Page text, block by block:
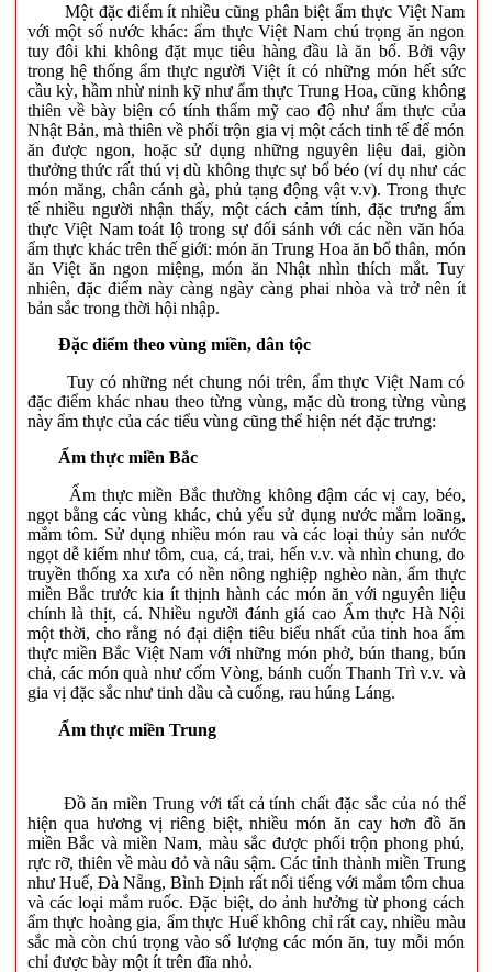
Một đặc điểm ít nhiều cũng phân biệt ẩm thực Việt Nam
với một số nước khác: ẩm thực Việt Nam chú trọng ăn ngon
tuy đôi khi không đặt mục tiêu hàng đầu là ăn bổ. Bởi vậy
trong hệ thống ẩm thực người Việt ít có những món hết sức
cầu kỳ, hầm nhừ ninh kỹ như ẩm thực Trung Hoa, cũng không
thiên về bày biện có tính thẩm mỹ cao độ như ẩm thực của
Nhật Bản, mà thiên về phối trộn gia vị một cách tinh tế để món
ăn được ngon, hoặc sử dụng những nguyên liệu dai, giòn
thưởng thức rất thú vị dù không thực sự bổ béo (ví dụ như các
món măng, chân cánh gà, phủ tạng động vật v.v). Trong thực
tế nhiều người nhận thấy, một cách cảm tính, đặc trưng ẩm
thực Việt Nam toát lộ trong sự đối sánh với các nền văn hóa
ẩm thực khác trên thế giới: món ăn Trung Hoa ăn bổ thân, món
ăn Việt ăn ngon miệng, món ăn Nhật nhìn thích mắt. Tuy
nhiên, đặc điểm này càng ngày càng phai nhòa và trở nên ít
bản sắc trong thời hội nhập.
Đặc điểm theo vùng miền, dân tộc
Tuy có những nét chung nói trên, ẩm thực Việt Nam có
đặc điểm khác nhau theo từng vùng, mặc dù trong từng vùng
này ẩm thực của các tiểu vùng cũng thể hiện nét đặc trưng:
Ẩm thực miền Bắc
Ẩm thực miền Bắc thường không đậm các vị cay, béo,
ngọt bằng các vùng khác, chủ yếu sử dụng nước mắm loãng,
mắm tôm. Sử dụng nhiều món rau và các loại thủy sản nước
ngọt dễ kiếm như tôm, cua, cá, trai, hến v.v. và nhìn chung, do
truyền thống xa xưa có nền nông nghiệp nghèo nàn, ẩm thực
miền Bắc trước kia ít thịnh hành các món ăn với nguyên liệu
chính là thịt, cá. Nhiều người đánh giá cao Ẩm thực Hà Nội
một thời, cho rằng nó đại diện tiêu biểu nhất của tinh hoa ẩm
thực miền Bắc Việt Nam với những món phở, bún thang, bún
chả, các món quà như cốm Vòng, bánh cuốn Thanh Trì v.v. và
gia vị đặc sắc như tinh dầu cà cuống, rau húng Láng.
Ẩm thực miền Trung
Đồ ăn miền Trung với tất cả tính chất đặc sắc của nó thể
hiện qua hương vị riêng biệt, nhiều món ăn cay hơn đồ ăn
miền Bắc và miền Nam, màu sắc được phối trộn phong phú,
rực rỡ, thiên về màu đỏ và nâu sậm. Các tỉnh thành miền Trung
như Huế, Đà Nẵng, Bình Định rất nổi tiếng với mắm tôm chua
và các loại mắm ruốc. Đặc biệt, do ảnh hưởng từ phong cách
ẩm thực hoàng gia, ẩm thực Huế không chỉ rất cay, nhiều màu
sắc mà còn chú trọng vào số lượng các món ăn, tuy mỗi món
chỉ được bày một ít trên đĩa nhỏ.